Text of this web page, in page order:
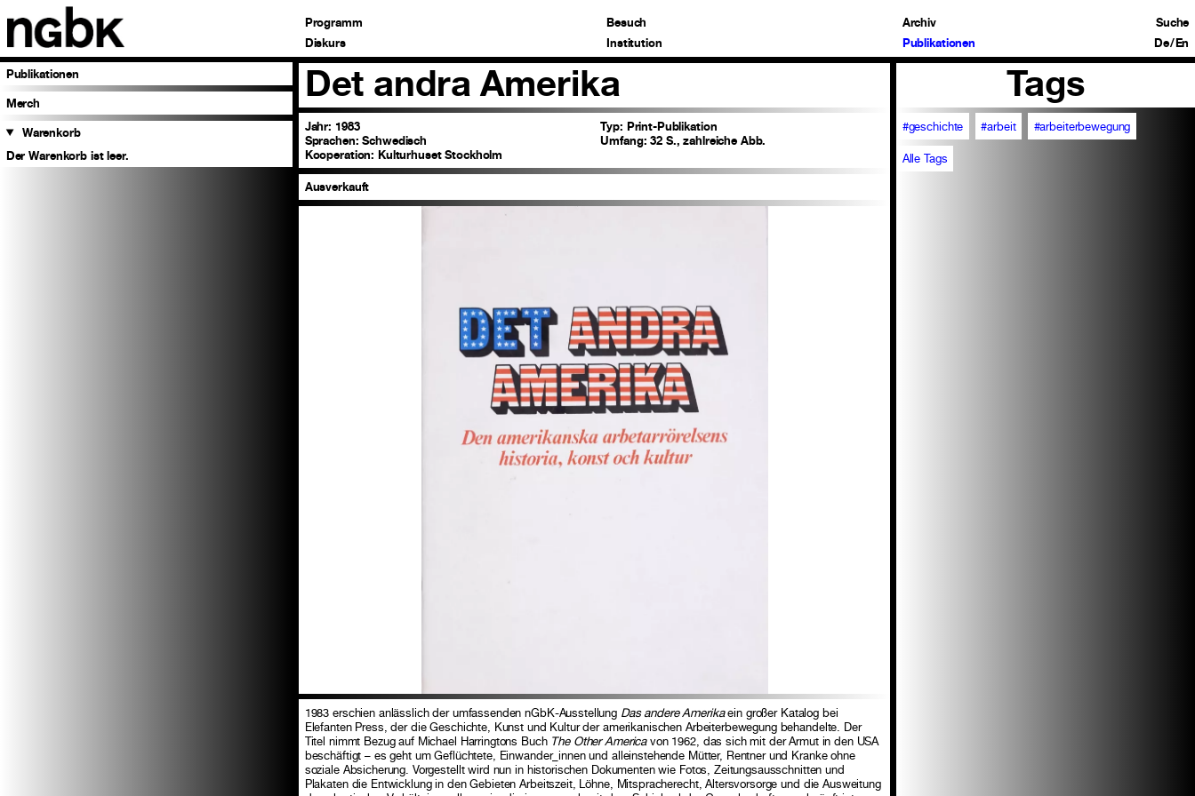
Programm
Diskurs
Besuch
Institution
Archiv
Publikationen
Publikationen
Merch
Warenkorb
Der Warenkorb ist leer.
Suche
De/En
Det andra Amerika
Jahr: 1983 Typ: Print-Publikation
Sprachen: Schwedisch Umfang: 32 S., zahlreiche Abb.
Kooperation: Kulturhuset Stockholm
Ausverkauft
1983 erschien anlässlich der umfassenden nGbK-Ausstellung Das andere Amerikaein großer Katalog bei
Elefanten Press, der die Geschichte, Kunst und Kultur der amerikanischen Arbeiterbewegung behandelte. Der
Titel nimmt Bezug auf Michael Harringtons Buch The Other Americavon 1962, das sich mit der Armut in den USA
beschäftigt – es geht um Geflüchtete, Einwander_innen und alleinstehende Mütter, Rentner und Kranke ohne
soziale Absicherung. Vorgestellt wird nun in historischen Dokumenten wie Fotos, Zeitungsausschnitten und
Plakaten die Entwicklung in den Gebieten Arbeitszeit, Löhne, Mitspracherecht, Altersvorsorge und die Ausweitung
Tags
#geschichte #arbeit #arbeiterbewegung
Alle Tags